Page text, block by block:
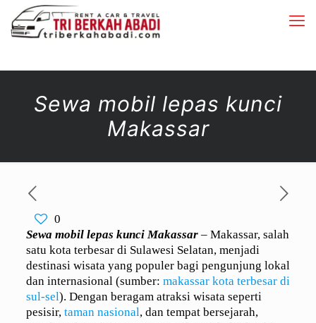
Sewa mobil lepas kunci
Makassar
0
Sewa mobil lepas kunci Makassar– Makassar, salah
satu kota terbesar di Sulawesi Selatan, menjadi
destinasi wisata yang populer bagi pengunjung lokal
dan internasional (sumber: makassar kota terbesar di
sul-sel). Dengan beragam atraksi wisata seperti
pesisir, taman nasional, dan tempat bersejarah,